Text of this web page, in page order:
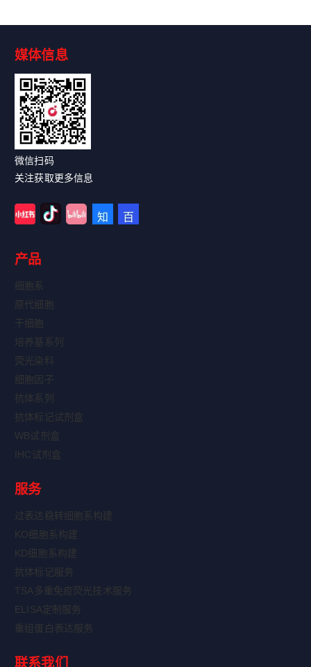
媒体信息
微信扫码
关注获取更多信息
产品
细胞系
原代细胞
干细胞
培养基系列
荧光染料
细胞因子
抗体系列
抗体标记试剂盒
WB试剂盒
IHC试剂盒
服务
过表达稳转细胞系构建
KO细胞系构建
KD细胞系构建
抗体标记服务
TSA多重免疫荧光技术服务
ELISA定制服务
重组蛋白表达服务
联系我们